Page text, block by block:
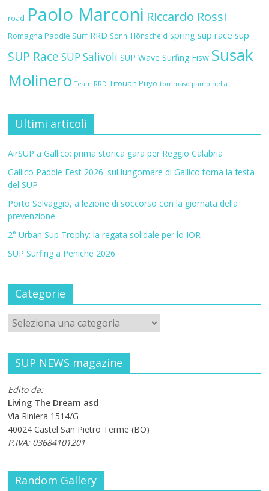
road Paolo Marconi Riccardo Rossi
Romagna Paddle Surf RRD Sonni Hönscheid spring sup race sup
SUP Race SUP Salivoli SUP Wave Surfing Fisw Susak
Molinero Team RRD Titouan Puyo tommaso pampinella
Ultimi articoli
AirSUP a Gallico: prima storica gara per Reggio Calabria
Gallico Paddle Fest 2026: sul lungomare di Gallico torna la festa
del SUP
Porto Selvaggio, a lezione di soccorso con la giornata della
prevenzione
2° Urban Sup Trophy: la regata solidale per lo IOR
SUP Surfing a Peniche 2026
Categorie
SUP NEWS magazine
Edito da:
Living The Dream asd
Via Riniera 1514/G
40024 Castel San Pietro Terme (BO)
P.IVA: 03684101201
Random Gallery